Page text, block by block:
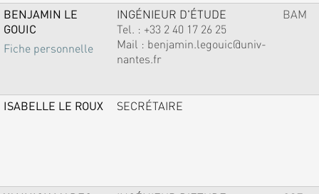
BENJAMIN LE
GOUIC
Fiche personnelle
INGÉNIEUR D'ÉTUDE
Tel. : +33 2 40 17 26 25
Mail : benjamin.legouic@univ-
nantes.fr
BAM
ISABELLE LE ROUX SECRÉTAIRE